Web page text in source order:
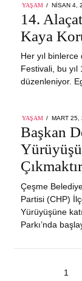
YAŞAM
POSTED
ON
NISAN 4,
14.
Kaya
Her yıl
Festivali, bu
düzenleniyor.
YAŞAM
POSTED
MART 25,
Başkan
Çeşme
Partisi (CHP)
Yürüyüşüne
Parkı’nda
1